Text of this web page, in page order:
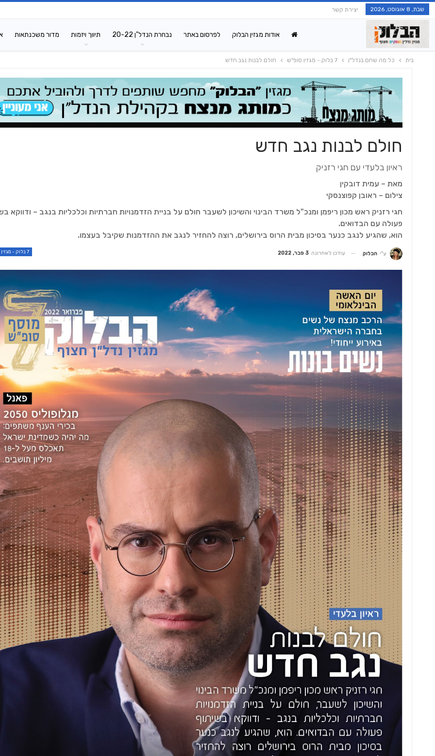
שבת, 8 אוגוסט, 2026 יצירת קשר
אודות מגזין הבלוק לפרסום באתר נבחרת הנדל"ן 20-22 תיווך ויזמות מדור משכנתאות
בית כל מה שחם בנדל"ן 7 בלוק - מגזין סופ"ש חולם לבנות נגב חדש
חולם לבנות נגב חדש
ראיון בלעדי עם חגי רזניק
מאת – עמית דובקין
צילום – ראובן קפוצנסקי
חגי רזניק ראש מכון ריפמן ומנכ"ל משרד הבינוי והשיכון לשעבר חולם על בניית הזדמנויות חברתיות וכלכליות בנגב – ודווקא
פעולה עם הבדואים.
הוא, שהגיע לנגב כנער בסיכון מבית הרוס בירושלים, רוצה להחזיר לנגב את ההזדמנות שקיבל בעצמו.
7 בלוק - מגזין סופ"ש ע"י הבלוק עודכן לאחרונה 3 פבר, 2022
מטבחי החוץ חוזרים לקדמת הבמה